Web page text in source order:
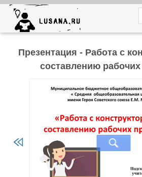
Презентация - Работа с
составлению